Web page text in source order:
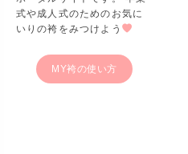
式や成人式のためのお気に
いりの袴をみつけよう
MY袴の使い方